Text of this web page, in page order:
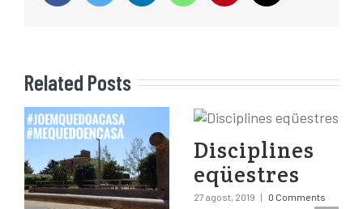
Related Posts
Disciplines
eqüestres
27 agost, 2019 | 0 Comments